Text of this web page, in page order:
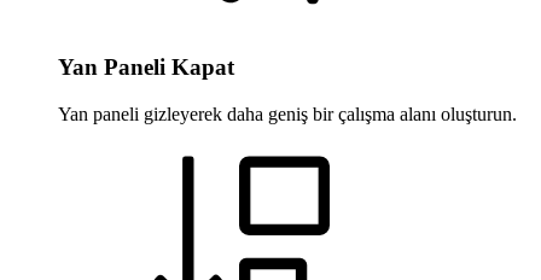
Yan Paneli Kapat
Yan paneli gizleyerek daha geniş bir çalışma alanı oluşturun.